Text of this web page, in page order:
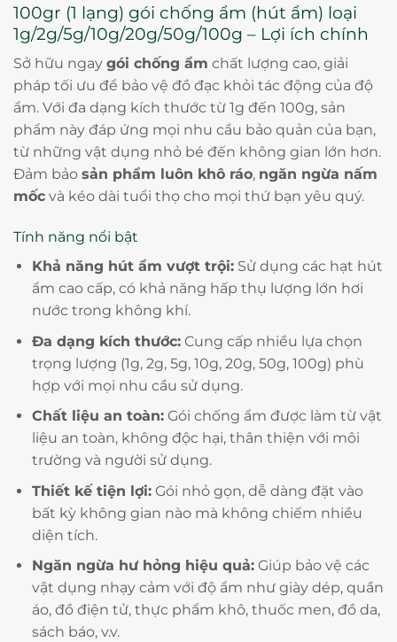
100gr (1 lạng) gói chống ẩm (hút ẩm) loại
1g/2g/5g/10g/20g/50g/100g – Lợi ích chính
Sở hữu ngay gói chống ẩm chất lượng cao, giải
pháp tối ưu để bảo vệ đồ đạc khỏi tác động của độ
ẩm. Với đa dạng kích thước từ 1g đến 100g, sản
phẩm này đáp ứng mọi nhu cầu bảo quản của bạn,
từ những vật dụng nhỏ bé đến không gian lớn hơn.
Đảm bảo sản phẩm luôn khô ráo, ngăn ngừa nấm
mốc và kéo dài tuổi thọ cho mọi thứ bạn yêu quý.
Tính năng nổi bật
Khả năng hút ẩm vượt trội:Sử dụng các hạt hút
ẩm cao cấp, có khả năng hấp thụ lượng lớn hơi
nước trong không khí.
Đa dạng kích thước:Cung cấp nhiều lựa chọn
trọng lượng (1g, 2g, 5g, 10g, 20g, 50g, 100g) phù
hợp với mọi nhu cầu sử dụng.
Chất liệu an toàn:Gói chống ẩm được làm từ vật
liệu an toàn, không độc hại, thân thiện với môi
trường và người sử dụng.
Thiết kế tiện lợi:Gói nhỏ gọn, dễ dàng đặt vào
bất kỳ không gian nào mà không chiếm nhiều
diện tích.
Ngăn ngừa hư hỏng hiệu quả:Giúp bảo vệ các
vật dụng nhạy cảm với độ ẩm như giày dép, quần
áo, đồ điện tử, thực phẩm khô, thuốc men, đồ da,
sách báo, v.v.